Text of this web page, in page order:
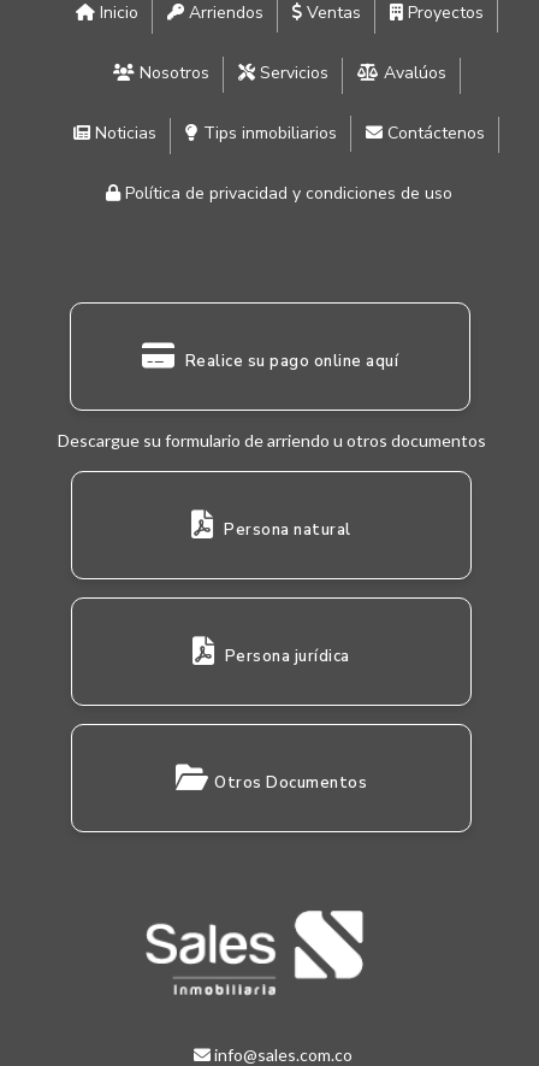
Inicio Arriendos Ventas Proyectos
Nosotros Servicios Avalúos
Noticias Tips inmobiliarios Contáctenos
Política de privacidad y condiciones de uso
Realice su pago online aquí
Descargue su formulario de arriendo u otros documentos
Persona natural
Persona jurídica
Otros Documentos
info@sales.com.co